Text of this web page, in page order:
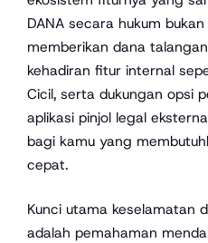
DANA secara hukum
memberikan dana
kehadiran fitur internal
Cicil, serta dukungan opsi
aplikasi pinjol legal
bagi kamu yang
cepat.
Kunci utama keselamatan
adalah pemahaman